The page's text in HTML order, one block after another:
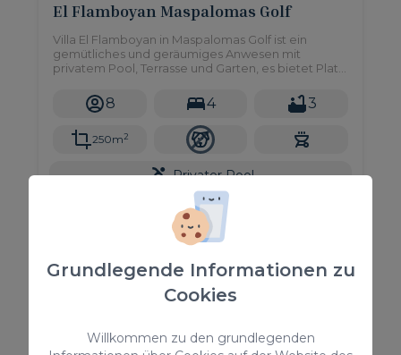
El Flamboyan Maspalomas Golf
Villa El Flamboyan in Maspalomas Golf ist ein
gemütliches und geräumiges Anwesen mit
privatem Pool, Terrasse und Garten, es bietet Platz
von Maspalomas.
8 4 3
250m2
Privater Pool
/ Nacht
Grundlegende Informationen zu
Cookies
Willkommen zu den grundlegenden